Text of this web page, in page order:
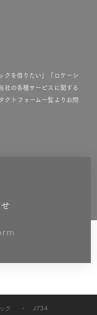
クを借りたい」「ロケーシ
社の各種サービスに関する
クトフォーム一覧よりお問
ク J734